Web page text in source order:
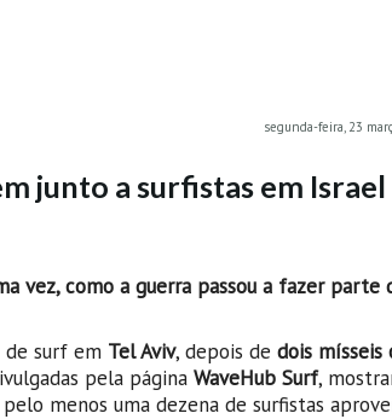
segunda-feira, 23
junto a surfistas em Israel
vez, como a guerra passou a fazer parte
de surf em Tel Aviv, depois de dois mísseis
pela página WaveHub Surf,
menos uma dezena de surfistas